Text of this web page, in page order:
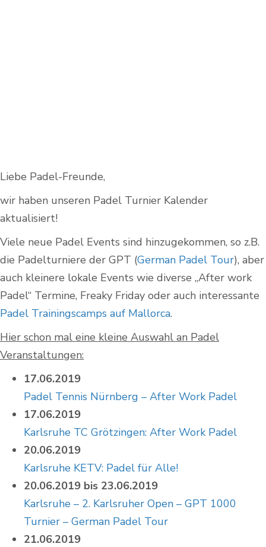
Liebe Padel-Freunde,
wir haben unseren Padel Turnier Kalender
aktualisiert!
Viele neue Padel Events sind hinzugekommen, so z.B.
die Padelturniere der GPT (German Padel Tour), aber
auch kleinere lokale Events wie diverse „After work
Padel“ Termine, Freaky Friday oder auch interessante
Padel Trainingscamps auf Mallorca.
Hier schon mal eine kleine Auswahl an Padel
Veranstaltungen:
17.06.2019
Padel Tennis Nürnberg – After Work Padel
17.06.2019
Karlsruhe TC Grötzingen: After Work Padel
20.06.2019
Karlsruhe KETV: Padel für Alle!
20.06.2019 bis 23.06.2019
Karlsruhe – 2. Karlsruher Open – GPT 1000
Turnier – German Padel Tour
21.06.2019